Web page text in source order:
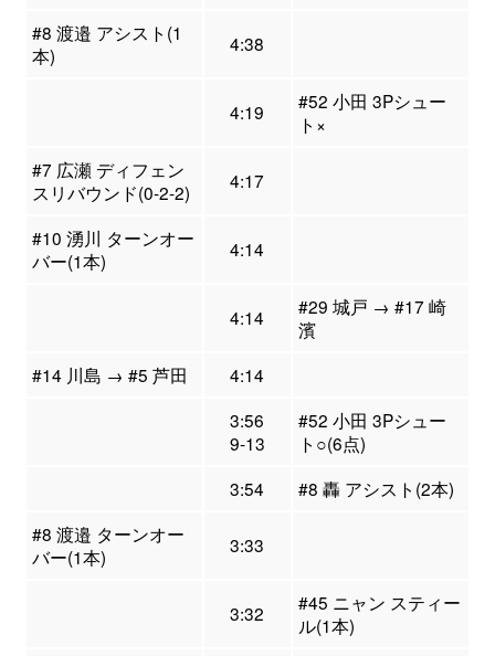
#8 渡邉 アシスト(1
本)
4:38
4:19
#52 小田 3Pシュー
ト×
#7 広瀬 ディフェン
スリバウンド(0-2-2)
4:17
#10 湧川 ターンオー
バー(1本)
4:14
4:14
#29 城戸 → #17 崎
濱
#14 川島 → #5 芦田
4:14
3:56
9-13
#52 小田 3Pシュー
ト○(6点)
3:54
#8 轟 アシスト(2本)
#8 渡邉 ターンオー
バー(1本)
3:33
3:32
#45 ニャン スティー
ル(1本)